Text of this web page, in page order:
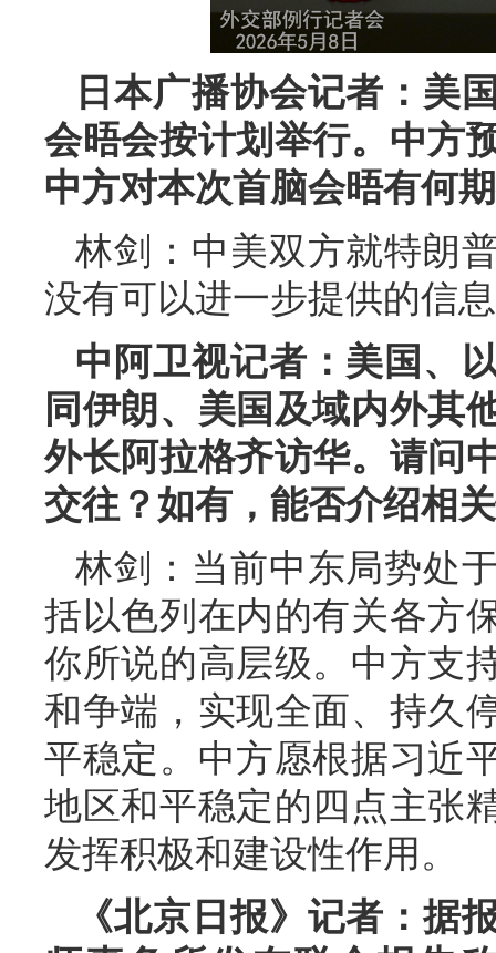
日本广播协会记者：美
会晤会按计划举行。中方
中方对本次首脑会晤有何
林剑：中美双方就特朗
没有可以进一步提供的信
中阿卫视记者：美国、
同伊朗、美国及域内外其
外长阿拉格齐访华。请问
交往？如有，能否介绍相
林剑：当前中东局势处
括以色列在内的有关各方
你所说的高层级。中方支
和争端，实现全面、持久
平稳定。中方愿根据习近
地区和平稳定的四点主张
发挥积极和建设性作用。
《北京日报》记者：据